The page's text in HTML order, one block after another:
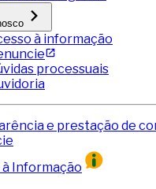
à informação
processuais
e prestação de
Informação